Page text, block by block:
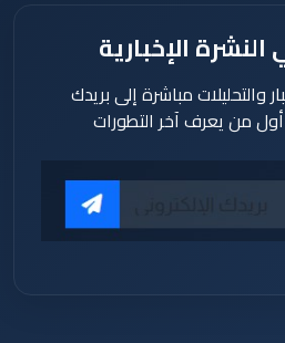
الإخبارية
والتحليلات مباشرة إلى بريدك
من يعرف آخر التطورات